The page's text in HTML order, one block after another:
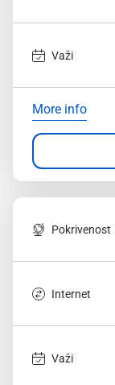
Važi
More info
Pokrivenost
Internet
Važi